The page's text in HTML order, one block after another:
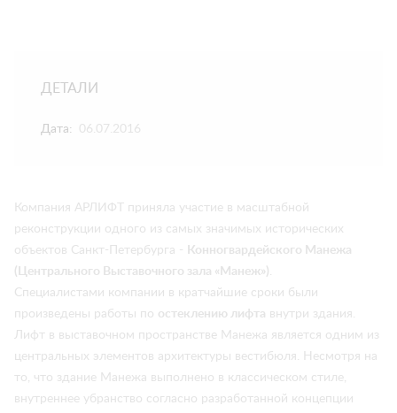
ДЕТАЛИ
Дата: 06.07.2016
Компания АРЛИФТ приняла участие в масштабной
реконструкции одного из самых значимых исторических
объектов Санкт-Петербурга - Конногвардейского Манежа
(Центрального Выставочного зала «Манеж») .
Специалистами компании в кратчайшие сроки были
произведены работы по остеклению лифта внутри здания.
Лифт в выставочном пространстве Манежа является одним из
центральных элементов архитектуры вестибюля. Несмотря на
то, что здание Манежа выполнено в классическом стиле,
внутреннее убранство согласно разработанной концепции